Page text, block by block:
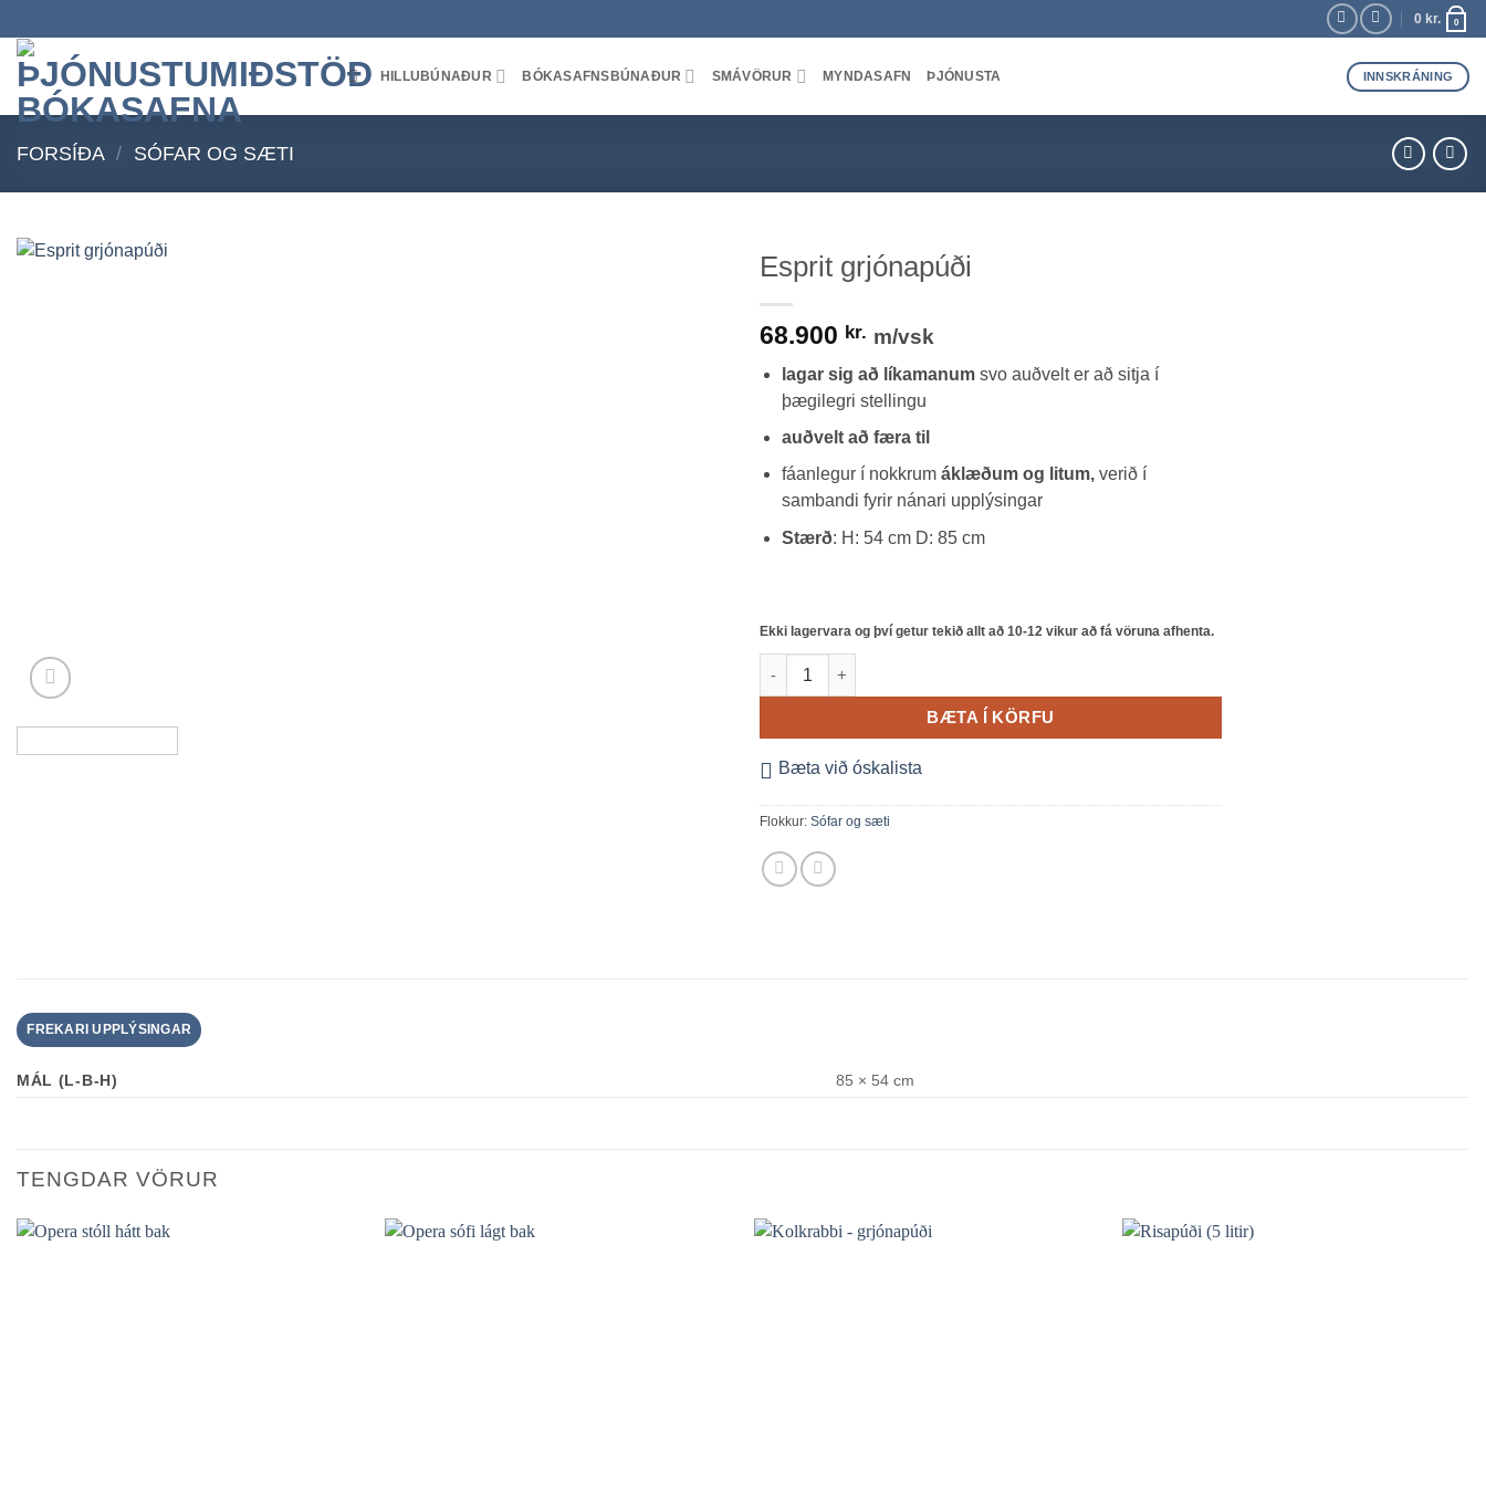
to
content
0 kr. 0
HILLUBÚNAÐUR BÓKASAFNSBÚNAÐUR SMÁVÖRUR MYNDASAFN ÞJÓNUSTA INNSKRÁNING
FORSÍÐA / SÓFAR OG SÆTI
Esprit grjónapúði
68.900 kr. m/vsk
lagar sig að líkamanum svo auðvelt er að sitja í
þægilegri stellingu
auðvelt að færa til
fáanlegur í nokkrumáklæðum og litum, verið í
sambandi fyrir nánari upplýsingar
Stærð: H: 54 cm D: 85 cm
Ekki lagervara og því getur tekið allt að 10-12 vikur að fá vöruna afhenta.
Esprit grjónapúði quantity
BÆTA Í KÖRFU
Bæta við óskalista
Flokkur: Sófar og sæti
FREKARI UPPLÝSINGAR
MÁL (L-B-H) 85 × 54 cm
TENGDAR VÖRUR